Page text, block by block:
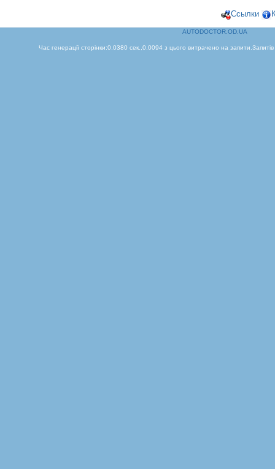
Ссылки
AUTODOCTOR.OD.UA
Час генерації сторінки:0.0380 сек.,0.0094 з цього витрачено на